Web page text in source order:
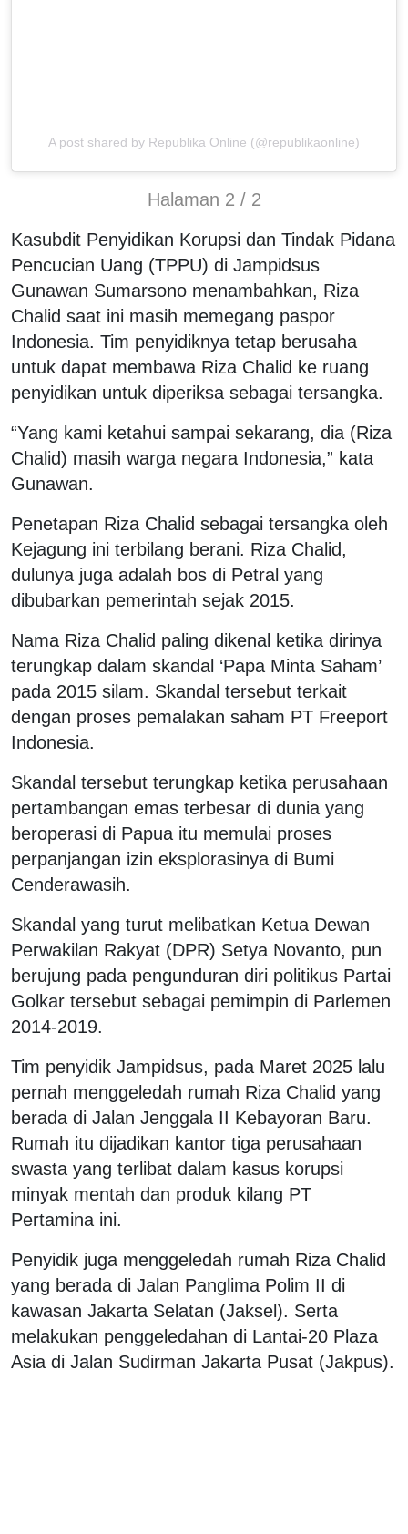
A post shared by Republika Online (@republikaonline)
Halaman 2 / 2
Kasubdit Penyidikan Korupsi dan Tindak Pidana
Pencucian Uang (TPPU) di Jampidsus
Gunawan Sumarsono menambahkan, Riza
Chalid saat ini masih memegang paspor
Indonesia. Tim penyidiknya tetap berusaha
untuk dapat membawa Riza Chalid ke ruang
penyidikan untuk diperiksa sebagai tersangka.
“Yang kami ketahui sampai sekarang, dia (Riza
Chalid) masih warga negara Indonesia,” kata
Gunawan.
Penetapan Riza Chalid sebagai tersangka oleh
Kejagung ini terbilang berani. Riza Chalid,
dulunya juga adalah bos di Petral yang
dibubarkan pemerintah sejak 2015.
Nama Riza Chalid paling dikenal ketika dirinya
terungkap dalam skandal ‘Papa Minta Saham’
pada 2015 silam. Skandal tersebut terkait
dengan proses pemalakan saham PT Freeport
Indonesia.
Skandal tersebut terungkap ketika perusahaan
pertambangan emas terbesar di dunia yang
beroperasi di Papua itu memulai proses
perpanjangan izin eksplorasinya di Bumi
Cenderawasih.
Skandal yang turut melibatkan Ketua Dewan
Perwakilan Rakyat (DPR) Setya Novanto, pun
berujung pada pengunduran diri politikus Partai
Golkar tersebut sebagai pemimpin di Parlemen
2014-2019.
Tim penyidik Jampidsus, pada Maret 2025 lalu
pernah menggeledah rumah Riza Chalid yang
berada di Jalan Jenggala II Kebayoran Baru.
Rumah itu dijadikan kantor tiga perusahaan
swasta yang terlibat dalam kasus korupsi
minyak mentah dan produk kilang PT
Pertamina ini.
Penyidik juga menggeledah rumah Riza Chalid
yang berada di Jalan Panglima Polim II di
kawasan Jakarta Selatan (Jaksel). Serta
melakukan penggeledahan di Lantai-20 Plaza
Asia di Jalan Sudirman Jakarta Pusat (Jakpus).